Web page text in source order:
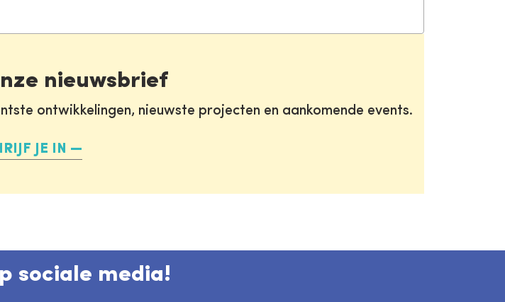
nieuwsbrief
ontwikkelingen, nieuwste projecten en aankomende events.
JE IN
sociale media!